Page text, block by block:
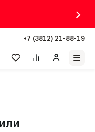
+7 (3812) 21-88-19